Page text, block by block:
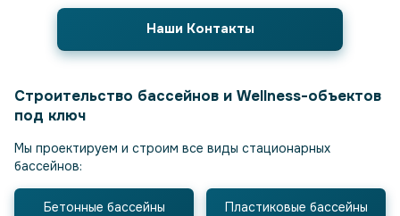
Наши Контакты
Строительство бассейнов и Wellness-объектов
под ключ
Мы проектируем и строим все виды стационарных
бассейнов:
Бетонные бассейны Пластиковые бассейны